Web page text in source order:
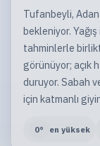
Tufanbeyli,
bekleniyor.
tahminlerle
görünüyor; açık
duruyor. Sabah
için katmanlı
0° en yüksek